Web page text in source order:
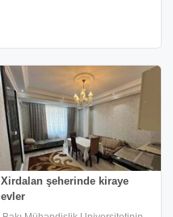
Xirdalan şeherinde kiraye
evler